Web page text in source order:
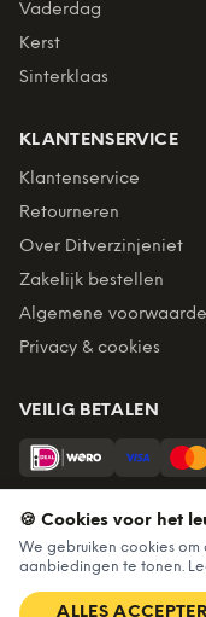
Vaderdag
Kerst
Sinterklaas
KLANTENSERVICE
Klantenservice
Retourneren
Over Ditverzinjeniet
Zakelijk bestellen
Algemene
Privacy & cookies
VEILIG BETALEN
BEZORGING
Voor 22:45 besteld,
€60. Tot 365 dagen
🍪 Cookies voor het
We gebruiken cookies
aanbiedingen te tonen.
ALLES